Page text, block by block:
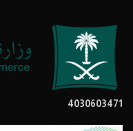
4030603471